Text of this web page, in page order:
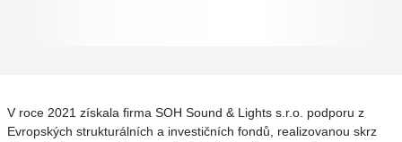
V roce 2021 získala firma SOH Sound & Lights s.r.o. podporu z
Evropských strukturálních a investičních fondů, realizovanou skrz